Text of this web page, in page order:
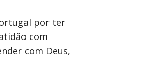
por ter
com
com Deus,